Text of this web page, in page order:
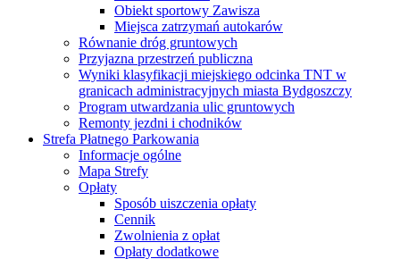
Obiekt sportowy Zawisza
Miejsca zatrzymań autokarów
Równanie dróg gruntowych
Przyjazna przestrzeń publiczna
Wyniki klasyfikacji miejskiego odcinka TNT w
granicach administracyjnych miasta Bydgoszczy
Program utwardzania ulic gruntowych
Remonty jezdni i chodników
Strefa Płatnego Parkowania
Informacje ogólne
Mapa Strefy
Opłaty
Sposób uiszczenia opłaty
Cennik
Zwolnienia z opłat
Opłaty dodatkowe